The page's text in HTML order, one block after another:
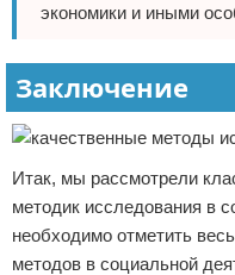
экономики и иными
Заключение
Итак, мы рассмотрели
методик исследования в
необходимо отметить
методов в социальной